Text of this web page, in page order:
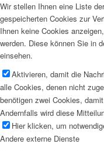
Wir stellen Ihnen eine Liste
gespeicherten Cookies zur
Ihnen keine Cookies
werden. Diese können Sie in
einsehen.
Aktivieren, damit die
alle Cookies, denen nicht
benötigen zwei Cookies,
Andernfalls wird diese
Hier klicken, um
Andere externe Dienste